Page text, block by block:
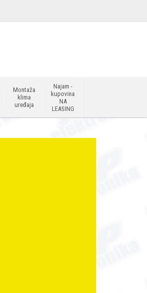
Montaža
klima
uređaja
Najam -
kupovina
NA
LEASING